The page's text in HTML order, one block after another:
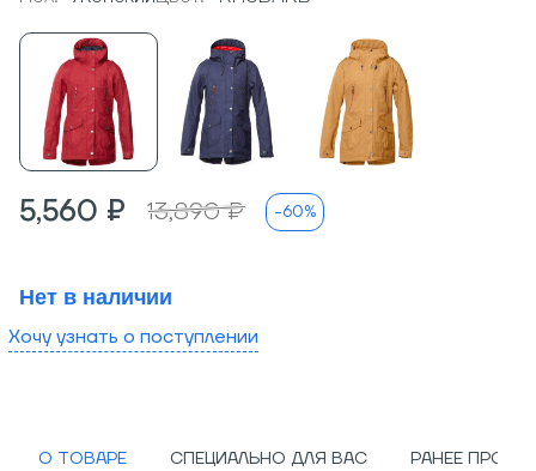
5,560 ₽ 13,890 ₽ -60%
Нет в наличии
Хочу узнать о поступлении
О ТОВАРЕ СПЕЦИАЛЬНО ДЛЯ ВАС РАНЕЕ